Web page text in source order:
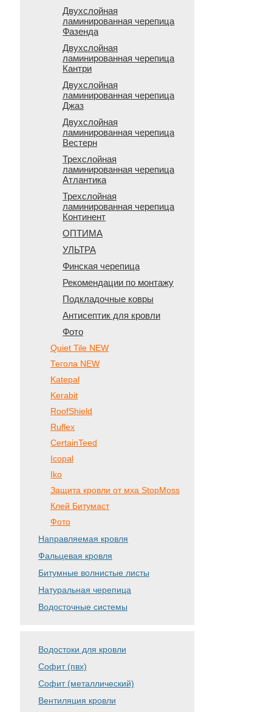
Двухслойная
ламинированная черепица
Фазенда
Двухслойная
ламинированная черепица
Кантри
Двухслойная
ламинированная черепица
Джаз
Двухслойная
ламинированная черепица
Вестерн
Трехслойная
ламинированная черепица
Атлантика
Трехслойная
ламинированная черепица
Континент
ОПТИМА
УЛЬТРА
Финская черепица
Рекомендации по монтажу
Подкладочные ковры
Антисептик для кровли
Фото
Quiet Tile NEW
Тегола NEW
Katepal
Kerabit
RoofShield
Ruflex
CertainTeed
Icopal
Iko
Защита кровли от мха StopMoss
Клей Битумаст
Фото
Направляемая кровля
Фальцевая кровля
Битумные волнистые листы
Натуральная черепица
Водосточные системы
Водостоки для кровли
Софит (пвх)
Софит (металлический)
Вентиляция кровли